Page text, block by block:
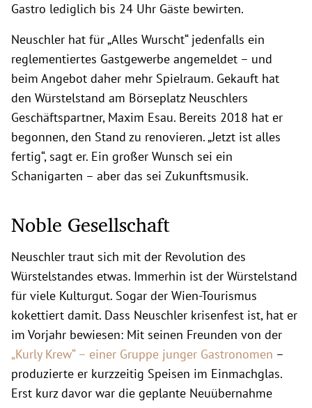
Gastro lediglich bis 24 Uhr Gäste bewirten.
Neuschler hat für „Alles Wurscht“ jedenfalls ein
reglementiertes Gastgewerbe angemeldet – und
beim Angebot daher mehr Spielraum. Gekauft hat
den Würstelstand am Börseplatz Neuschlers
Geschäftspartner, Maxim Esau. Bereits 2018 hat er
begonnen, den Stand zu renovieren. „Jetzt ist alles
fertig“, sagt er. Ein großer Wunsch sei ein
Schanigarten – aber das sei Zukunftsmusik.
Noble Gesellschaft
Neuschler traut sich mit der Revolution des
Würstelstandes etwas. Immerhin ist der Würstelstand
für viele Kulturgut. Sogar der Wien-Tourismus
kokettiert damit. Dass Neuschler krisenfest ist, hat er
im Vorjahr bewiesen: Mit seinen Freunden von der
„Kurly Krew“ – einer Gruppe junger Gastronomen –
produzierte er kurzzeitig Speisen im Einmachglas.
Erst kurz davor war die geplante Neuübernahme